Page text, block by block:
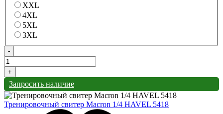
XXL
4XL
5XL
3XL
-
+
Запросить наличие
Тренировочный свитер Macron 1/4 HAVEL 5418